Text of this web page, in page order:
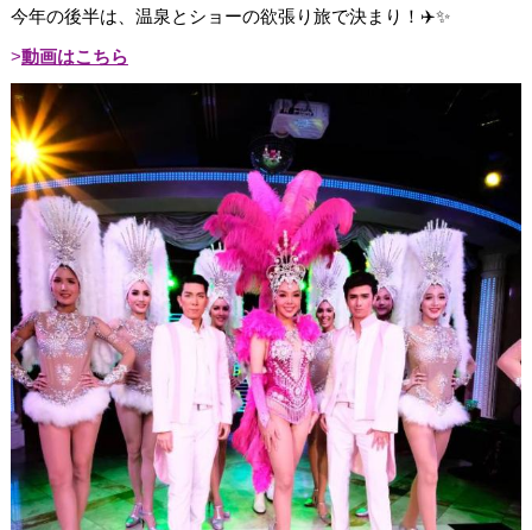
今年の後半は、温泉とショーの欲張り旅で決まり！✈️✨
動画はこちら